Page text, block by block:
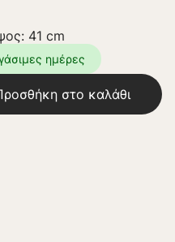
41 cm
ημέρες
στο καλάθι